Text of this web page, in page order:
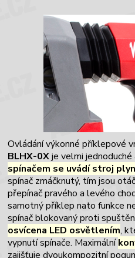
Ovládání výkonné příklepové
BLHX-0Xje velmi
spínačem se uvádí stroj
spínač zmáčknutý, tím jsou
přepínač pravého a levého
samotný příklep nato funkce
spínač blokovaný proti
osvícena LED osvětlením,
vypnutí spínače. Maximální
zajišťuje dvoukompozitní